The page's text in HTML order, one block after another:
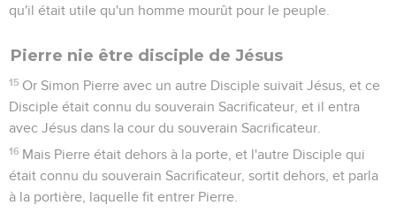
qu'il était utile qu'un homme mourût pour le peuple.
Pierre nie être disciple de Jésus
15 Or Simon Pierre avec un autre Disciple suivait Jésus, et ce
Disciple était connu du souverain Sacrificateur, et il entra
avec Jésus dans la cour du souverain Sacrificateur.
16 Mais Pierre était dehors à la porte, et l'autre Disciple qui
était connu du souverain Sacrificateur, sortit dehors, et parla
à la portière, laquelle fit entrer Pierre.